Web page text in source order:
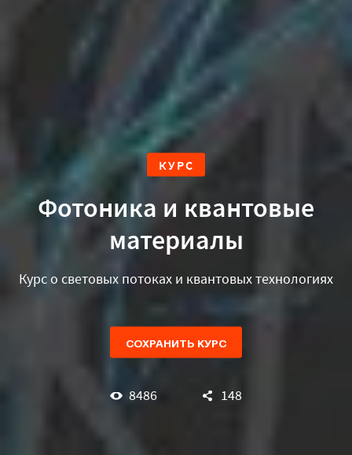
КУРС
Фотоника и квантовые
материалы
Курс о световых потоках и квантовых технологиях
СОХРАНИТЬ КУРС
8486 148